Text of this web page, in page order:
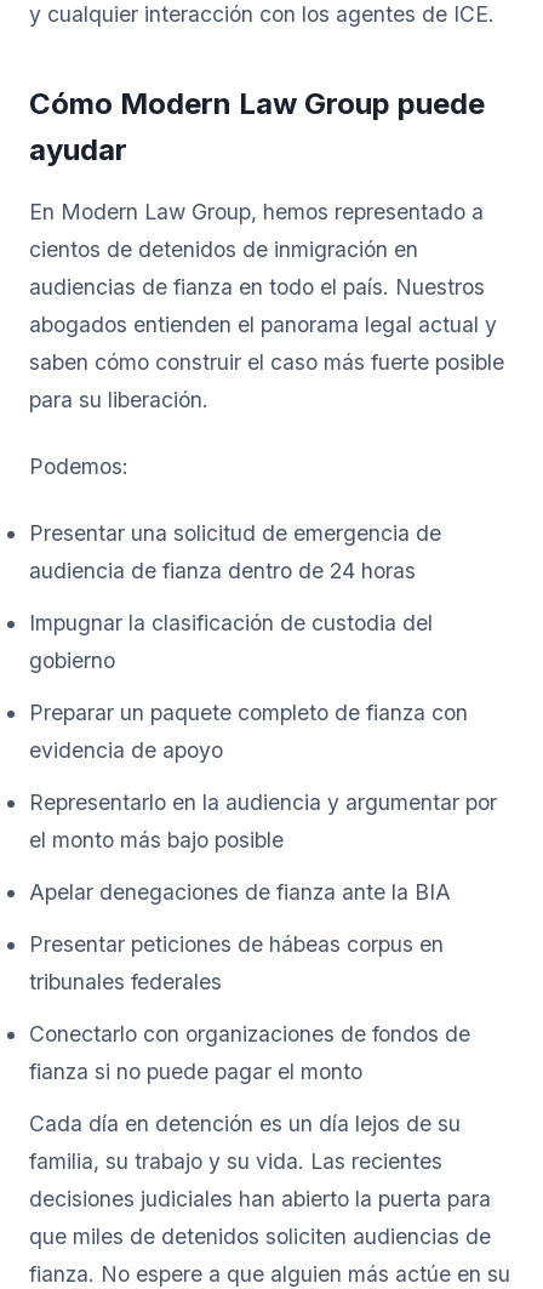
y cualquier interacción con los agentes de ICE.
Cómo Modern Law Group puede
ayudar
En Modern Law Group, hemos representado a
cientos de detenidos de inmigración en
audiencias de fianza en todo el país. Nuestros
abogados entienden el panorama legal actual y
saben cómo construir el caso más fuerte posible
para su liberación.
Podemos:
Presentar una solicitud de emergencia de
audiencia de fianza dentro de 24 horas
Impugnar la clasificación de custodia del
gobierno
Preparar un paquete completo de fianza con
evidencia de apoyo
Representarlo en la audiencia y argumentar por
el monto más bajo posible
Apelar denegaciones de fianza ante la BIA
Presentar peticiones de hábeas corpus en
tribunales federales
Conectarlo con organizaciones de fondos de
fianza si no puede pagar el monto
Cada día en detención es un día lejos de su
familia, su trabajo y su vida. Las recientes
decisiones judiciales han abierto la puerta para
que miles de detenidos soliciten audiencias de
fianza. No espere a que alguien más actúe en su